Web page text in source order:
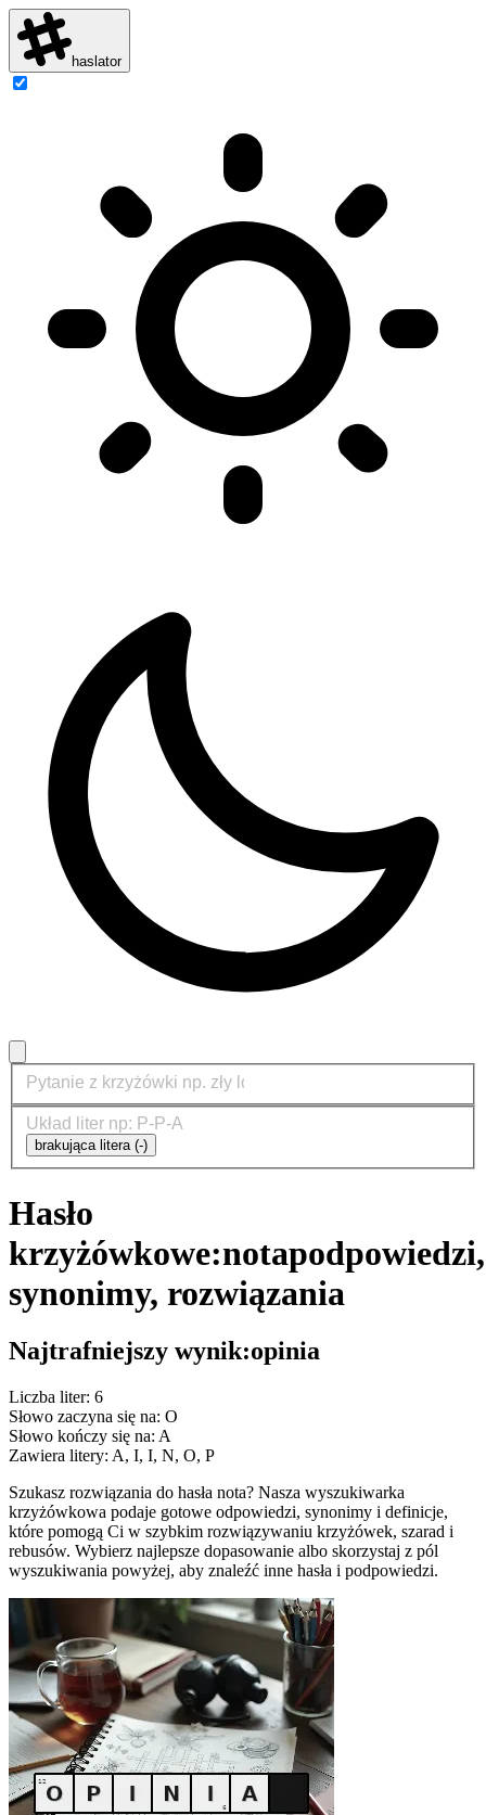
haslator
brakująca litera (-)
Hasło
krzyżówkowe:notapodpowiedzi,
synonimy, rozwiązania
Najtrafniejszy wynik:opinia
Liczba liter: 6
Słowo zaczyna się na: O
Słowo kończy się na: A
Zawiera litery: A, I, I, N, O, P
Szukasz rozwiązania do hasła nota? Nasza wyszukiwarka
krzyżówkowa podaje gotowe odpowiedzi, synonimy i definicje,
które pomogą Ci w szybkim rozwiązywaniu krzyżówek, szarad i
rebusów. Wybierz najlepsze dopasowanie albo skorzystaj z pól
wyszukiwania powyżej, aby znaleźć inne hasła i podpowiedzi.